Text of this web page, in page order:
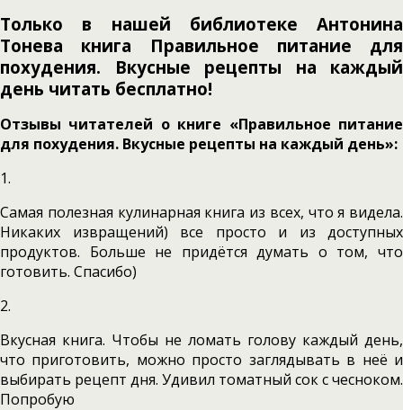
Только в нашей библиотеке Антонина
Тонева книга Правильное питание для
похудения. Вкусные рецепты на каждый
день читать бесплатно!
Отзывы читателей о книге «Правильное питание
для похудения. Вкусные рецепты на каждый день»:
1.
Самая полезная кулинарная книга из всех, что я видела.
Никаких извращений) все просто и из доступных
продуктов. Больше не придётся думать о том, что
готовить. Спасибо)
2.
Вкусная книга. Чтобы не ломать голову каждый день,
что приготовить, можно просто заглядывать в неё и
выбирать рецепт дня. Удивил томатный сок с чесноком.
Попробую